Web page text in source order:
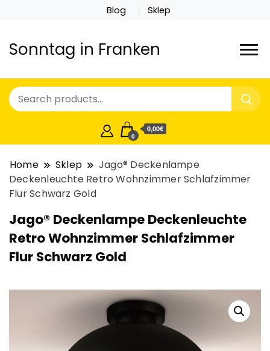
Blog Sklep
Sonntag in Franken
0
0,00€
Home Sklep
Jago® Deckenlampe
Deckenleuchte Retro Wohnzimmer Schlafzimmer
Flur Schwarz Gold
Jago® Deckenlampe Deckenleuchte
Retro Wohnzimmer Schlafzimmer
Flur Schwarz Gold